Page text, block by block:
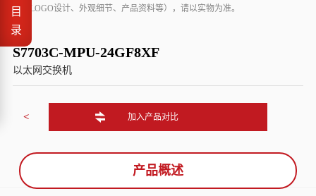
<
数、LOGO设计、外观细节、产品资料等），请以实物为准。
S7703C-MPU-24GF8XF
以太网交换机
加入产品对比
产品概述
目
录